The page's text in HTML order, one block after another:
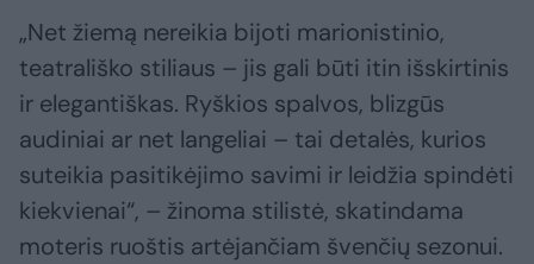
„Net žiemą nereikia bijoti marionistinio,
teatrališko stiliaus – jis gali būti itin išskirtinis
ir elegantiškas. Ryškios spalvos, blizgūs
audiniai ar net langeliai – tai detalės, kurios
suteikia pasitikėjimo savimi ir leidžia spindėti
kiekvienai“, – žinoma stilistė, skatindama
moteris ruoštis artėjančiam švenčių sezonui.